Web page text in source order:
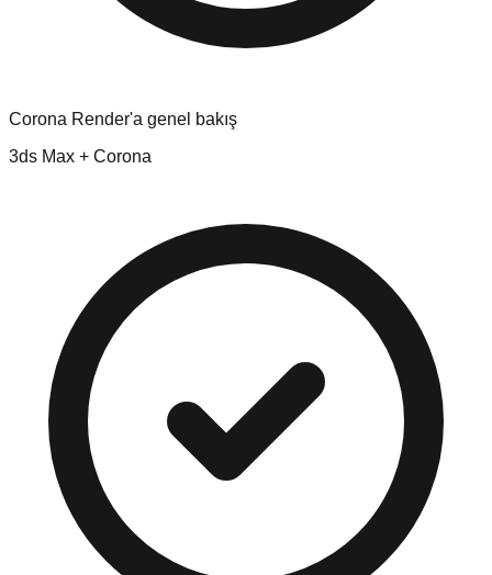
Corona Render'a genel bakış
3ds Max + Corona